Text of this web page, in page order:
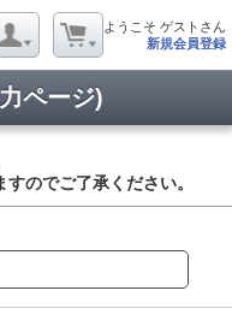
ようこそ ゲストさん
新規会員登録
ページ)
のでご了承ください。